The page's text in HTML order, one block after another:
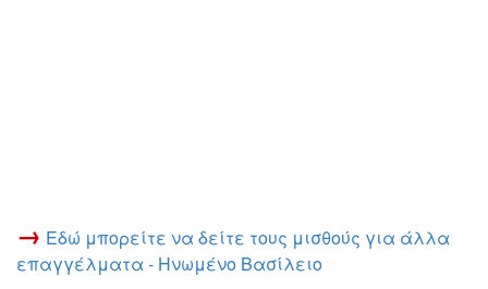
→ Εδώ μπορείτε να δείτε τους μισθούς για άλλα
επαγγέλματα - Ηνωμένο Βασίλειο